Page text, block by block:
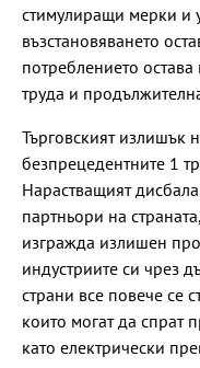
стимулиращи мерки и
възстановяването
потреблението
труда и
Търговският излишък
безпрецедентните 1
Нарастващият
партньори на
изгражда излишен
индустриите си чрез
страни все повече се
които могат да спрат
като електрически